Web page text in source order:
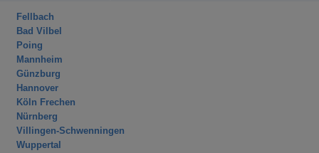
Fellbach
Bad Vilbel
Poing
Mannheim
Günzburg
Hannover
Köln Frechen
Nürnberg
Villingen-Schwenningen
Wuppertal